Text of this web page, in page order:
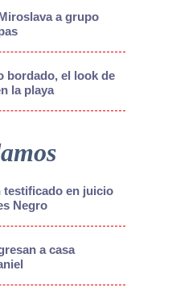
a grupo
bordado, el look de
la playa
testificado en juicio
Negro
a casa